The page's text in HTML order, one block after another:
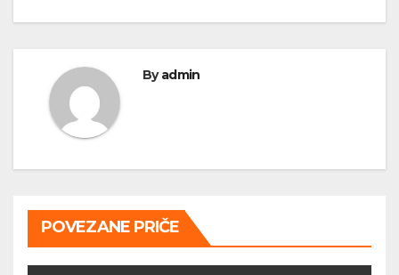
Byadmin
POVEZANE PRIČE